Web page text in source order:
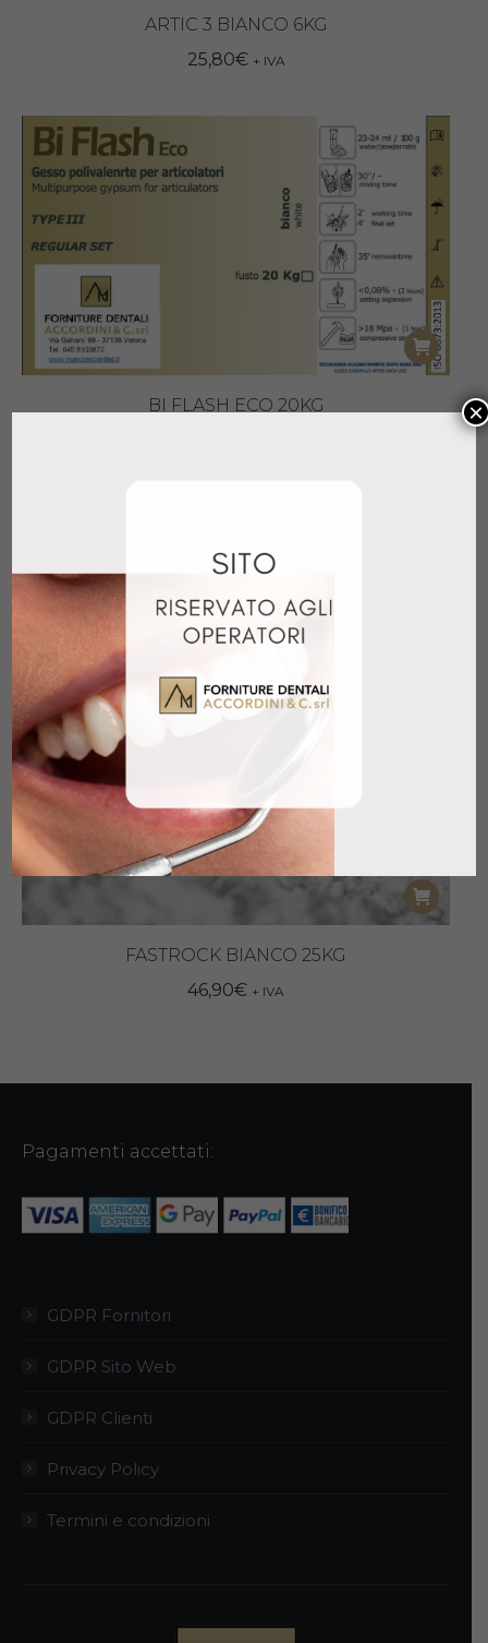
ARTIC 3 BIANCO 6KG
25,80€ + IVA
BI FLASH ECO 20KG
FASTROCK BIANCO 25KG
46,90€ + IVA
Pagamenti accettati:
GDPR Fornitori
GDPR Sito Web
GDPR Clienti
Privacy Policy
Termini e condizioni
×